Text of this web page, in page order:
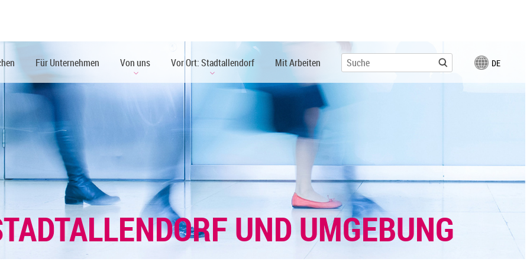
UND UMGEBUNG
Für Unternehmen Von uns Vor Ort: Stadtallendorf
Mit Arbeiten
DE